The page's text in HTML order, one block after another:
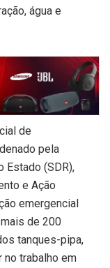
água e
de
pela
Estado (SDR),
e Ação
emergencial
de 200
tanques-pipa,
no trabalho em